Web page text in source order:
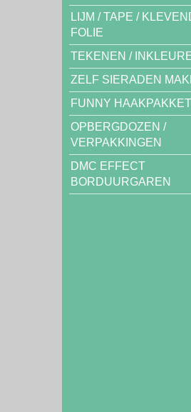
LIJM / TAPE /
FOLIE
TEKENEN /
ZELF SIERADEN
FUNNY
OPBERGDOZEN /
VERPAKKINGEN
DMC EFFECT
BORDUURGAREN